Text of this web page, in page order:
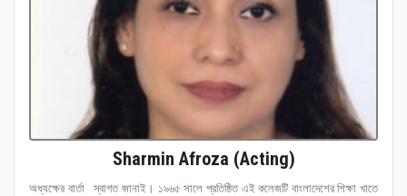
Sharmin Afroza (Acting)
অধ্যক্ষের বার্তা স্বাগত জানাই। ১৯৬৫ সালে প্রতিষ্ঠিত এই কলেজটি বাংলাদেশের শিক্ষা খাতে